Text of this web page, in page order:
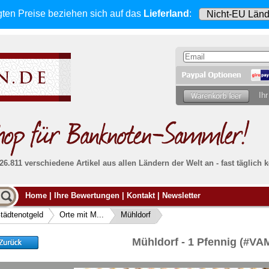
Preise beziehen sich auf das Lieferland :
verschiedene Artikel aus allen Ländern der Welt an - fast täglich
Alle Lieferungen, auch ins Ausland, werden
von uns voll versichert. Sie habenkein Risiko
falls die Sendung verloren geht oder beschädigt
wird.
Absolute Zuverlässigkeit:sowohl in puncto
Senden
Ihrer
Weitere
Home Ihre Bewertungen Kontakt Newsletter
Orte mit M... Mühldorf
Mühldorf - 1 Pfennig